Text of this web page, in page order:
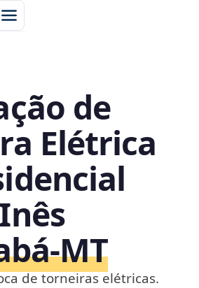
de
Elétrica
de torneiras elétricas.